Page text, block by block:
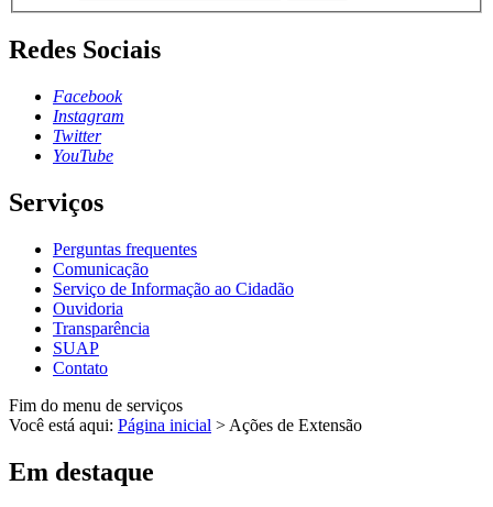
Redes Sociais
Facebook
Instagram
Twitter
YouTube
Serviços
Perguntas frequentes
Comunicação
Serviço de Informação ao Cidadão
Ouvidoria
Transparência
SUAP
Contato
Fim do menu de serviços
Você está aqui: Página inicial > Ações de Extensão
Em destaque